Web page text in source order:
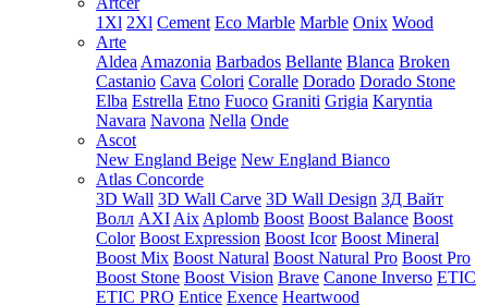
1Xl 2Xl Cement Eco Marble Marble Onix Wood
Arte
Aldea Amazonia Barbados Bellante Blanca Broken
Castanio Cava Colori Coralle Dorado Dorado Stone
Elba Estrella Etno Fuoco Graniti Grigia Karyntia
Navara Navona Nella Onde
Ascot
New England Beige New England Bianco
Atlas Concorde
3D Wall 3D Wall Carve 3D Wall Design 3Д Вайт
Волл AXI Aix Aplomb Boost Boost Balance Boost
Color Boost Expression Boost Icor Boost Mineral
Boost Mix Boost Natural Boost Natural Pro Boost Pro
Boost Stone Boost Vision Brave Canone Inverso ETIC
ETIC PRO Entice Exence Heartwood